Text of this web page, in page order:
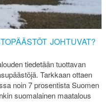
JOHTUVAT?
tiedetään tuottavan
Tarkkaan ottaen
noin 7 prosentista Suomen
suomalainen maatalous